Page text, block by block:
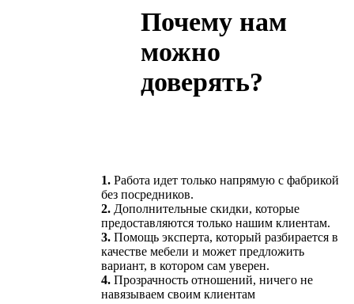
Почему нам
можно
доверять?
1. Работа идет только напрямую с фабрикой
без посредников.
2. Дополнительные скидки, которые
предоставляются только нашим клиентам.
3. Помощь эксперта, который разбирается в
качестве мебели и может предложить
вариант, в котором сам уверен.
4. Прозрачность отношений, ничего не
навязываем своим клиентам